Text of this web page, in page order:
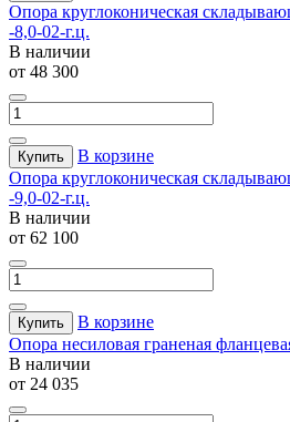
Опора круглоконическая
-8,0-02-г.ц.
В наличии
от 48 300
Купить
В корзине
Опора круглоконическая
-9,0-02-г.ц.
В наличии
от 62 100
Купить
В корзине
Опора несиловая граненая
В наличии
от 24 035